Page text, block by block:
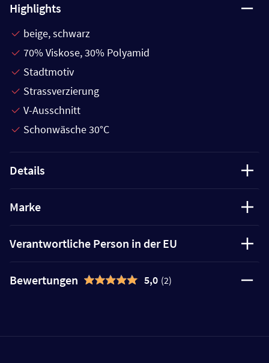
Highlights
beige, schwarz
70% Viskose, 30% Polyamid
Stadtmotiv
Strassverzierung
V-Ausschnitt
Schonwäsche 30°C
Details
Marke
Verantwortliche Person in der EU
Bewertungen 5,0 (2)